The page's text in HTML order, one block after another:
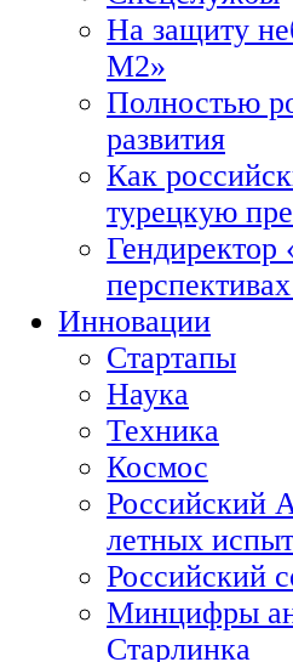
На защиту
М2»
Полностью
развития
Как
турецкую
Гендиректор
Инновации
Стартапы
Наука
Техника
Космос
Российский
летных
Российский
Минцифры
Старлинка